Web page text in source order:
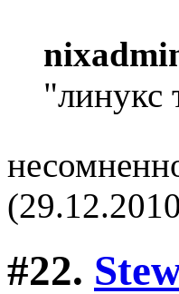
"линукс
#22.